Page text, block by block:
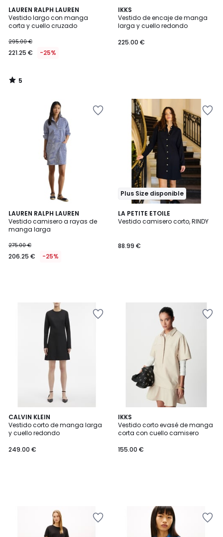
LAUREN RALPH LAUREN
Vestido largo con manga
corta y cuello cruzado
295.00 €
221.25 € -25%
5
/
5
5
/
IKKS
Vestido de encaje de manga
larga y cuello redondo
225.00 €
LAUREN RALPH LAUREN
Vestido camisero a rayas de
manga larga
275.00 €
206.25 € -25%
Plus Size disponible
LA PETITE ETOILE
Vestido camisero corto, RINDY
88.99 €
CALVIN KLEIN
Vestido corto de manga larga
y cuello redondo
249.00 €
IKKS
Vestido corto evasé de manga
corta con cuello camisero
155.00 €